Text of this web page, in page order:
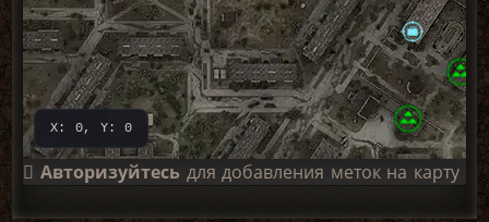
X: 0, Y: 0
Авторизуйтесьдля добавления меток на карту